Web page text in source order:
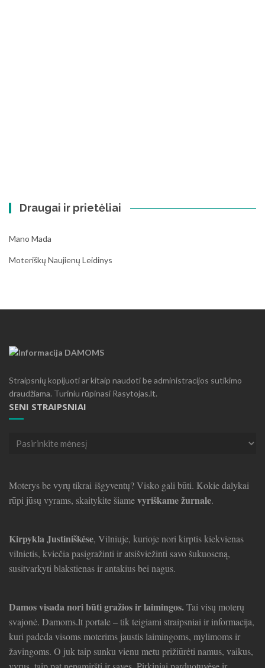
Draugai ir prietėliai
Mano Mada
Moteriškų Naujienų Leidinys
Straipsnių kopijuoti ar kitaip naudoti be administracijos sutikimo
draudžiama. Turiniu rūpinasi Rasytojas.lt.
SENI STRAIPSNIAI
Seni
Moterys be vyrų tikrai išgyventų? Visko gali būti. Kokie dalykai
rūpi jūsų vyrams, skaitykite šiamevyriškame žurnale.
Kirpykla Justiniškėse, Vilniuje, kurioje nori kirptis kiekvienas
vilnietis, kviečia pasigražinti ir atsišviežinti savo šukuoseną,
susitvarkyti blakstienas ir antakius bei nagus.
Damos visada nori būti gražios ir laimingos.Tai visų moterų
svajonė. Damoms.lt portale – tik teigiami straipsniai ir informacija,
kuri padeda visoms moterims jaustis laimingoms, mylimoms ir
žavingoms. O juk taip sunku vienu metu prižiūrėti namus, vaikus,